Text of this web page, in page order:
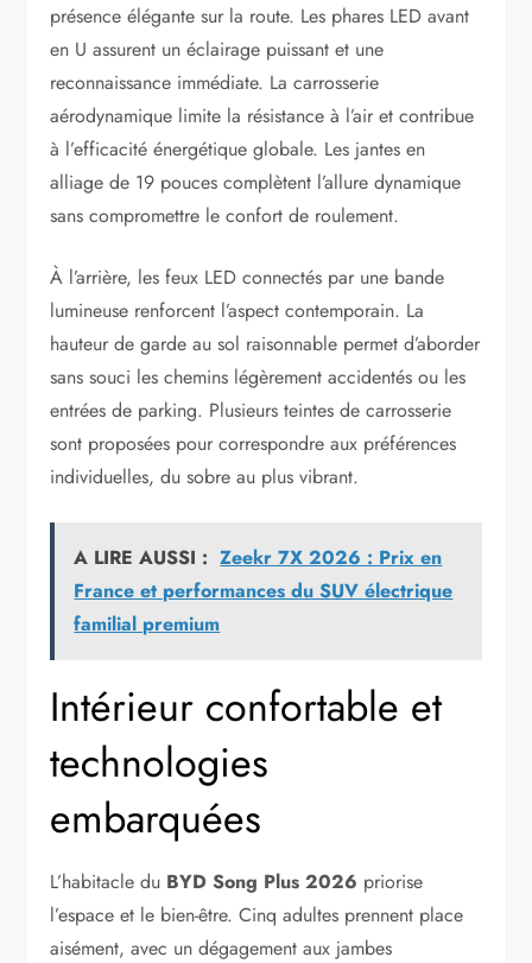
présence élégante sur la route. Les phares LED avant
en U assurent un éclairage puissant et une
reconnaissance immédiate. La carrosserie
aérodynamique limite la résistance à l’air et contribue
à l’efficacité énergétique globale. Les jantes en
alliage de 19 pouces complètent l’allure dynamique
sans compromettre le confort de roulement.
À l’arrière, les feux LED connectés par une bande
lumineuse renforcent l’aspect contemporain. La
hauteur de garde au sol raisonnable permet d’aborder
sans souci les chemins légèrement accidentés ou les
entrées de parking. Plusieurs teintes de carrosserie
sont proposées pour correspondre aux préférences
individuelles, du sobre au plus vibrant.
A LIRE AUSSI : Zeekr 7X 2026 : Prix en
France et performances du SUV électrique
familial premium
Intérieur confortable et
technologies
embarquées
L’habitacle du BYD Song Plus 2026 priorise
l’espace et le bien-être. Cinq adultes prennent place
aisément, avec un dégagement aux jambes